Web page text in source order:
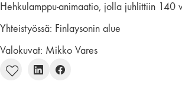
Hehkulamppu-animaatio, jolla juhlittiin 140
Yhteistyössä: Finlaysonin alue
Valokuvat: Mikko Vares